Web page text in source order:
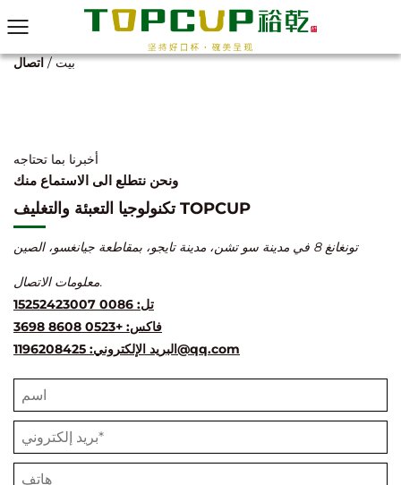
بيت/اتصال
أخبرنا بما تحتاجه
ونحن نتطلع الى الاستماع منك
تكنولوجيا التعبئة والتغليف TOPCUP
تونغانغ 8 في مدينة سو تشن، مدينة تايجو، بمقاطعة جيانغسو، الصين
معلومات الاتصال.
تل: 0086 15252423007
فاكس: +0523 8608 3698
البريد الإلكتروني: 1196208425@qq.com